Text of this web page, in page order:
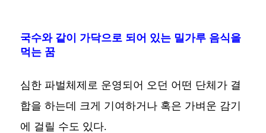
국수와 같이 가닥으로 되어 있는 밀가루 음식을
먹는 꿈
심한 파벌체제로 운영되어 오던 어떤 단체가 결
합을 하는데 크게 기여하거나 혹은 가벼운 감기
에 걸릴 수도 있다.